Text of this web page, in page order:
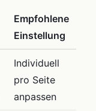
Empfohlene
Einstellung
Individuell
pro Seite
anpassen